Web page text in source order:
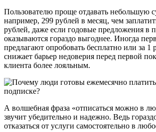
Пользователю проще отдавать небольшую
например, 299 рублей в месяц, чем
рублей, даже если годовые предложения в
оказываются гораздо выгоднее. Иногда
предлагают опробовать бесплатно или за 1
снижает барьер недоверия перед первой
клиента более лояльным.
А волшебная фраза «отписаться можно в
звучит убедительно и надежно. Ведь
отказаться от услуги самостоятельно в